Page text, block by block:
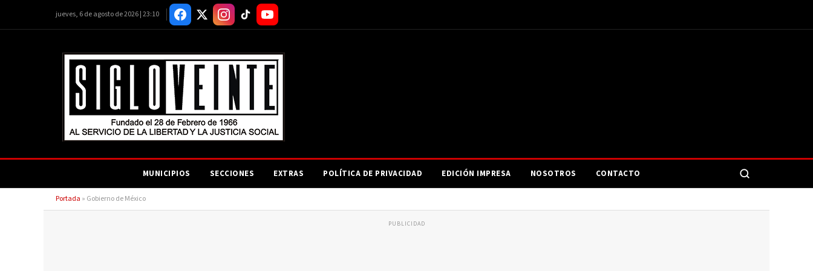
jueves, 6 de agosto de 2026 | 23:10
MUNICIPIOS SECCIONES EXTRAS POLÍTICA DE PRIVACIDAD EDICIÓN IMPRESA NOSOTROS CONTACTO
Portada » Gobierno de México
PUBLICIDAD